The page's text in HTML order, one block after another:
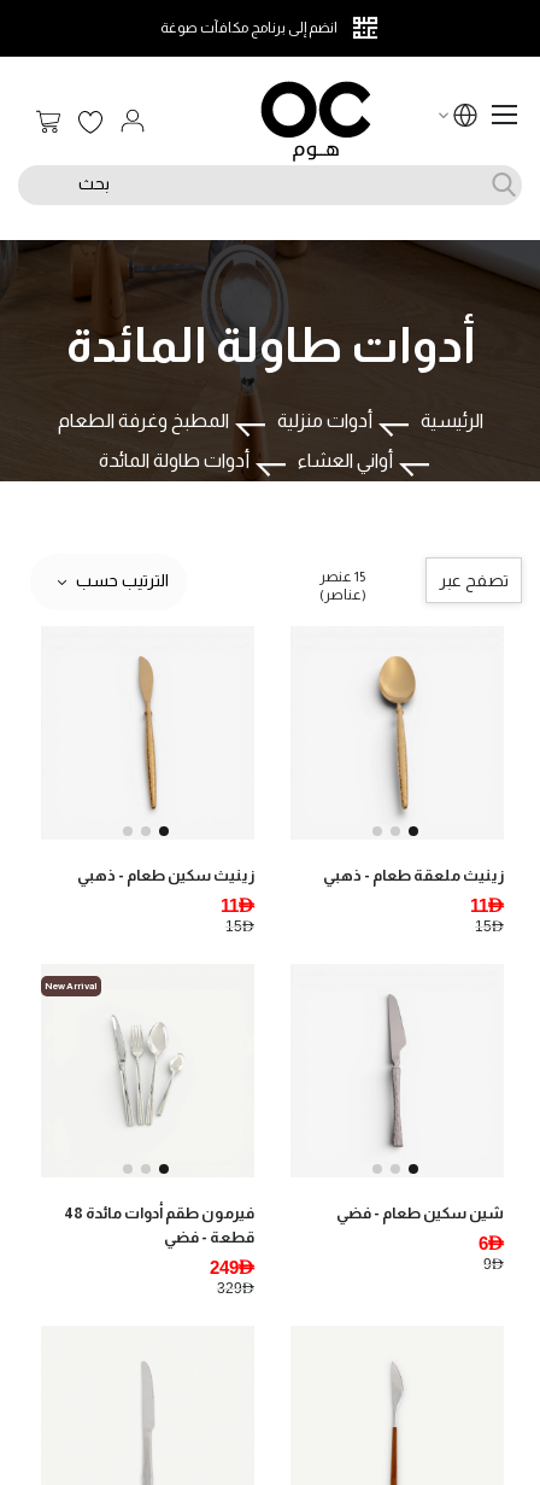
انضم إلى برنامج مكافآت صوغة
سلة
بحث
الرئيسية أدوات منزلية
المطبخ وغرفة الطعام
أواني العشاء
أدوات طاولة المائدة
أدوات طاولة المائدة
تصفح عبر
15 عنصر
(عناصر)
الترتيب حسب
زينيث ملعقة طعام - ذهبي
11AED
15AED
زينيث سكين طعام - ذهبي
11AED
15AED
شين سكين طعام - فضي
6AED
9AED
New Arrival
فيرمون طقم أدوات مائدة 48
قطعة - فضي
249AED
329AED